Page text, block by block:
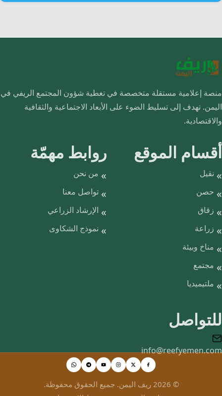
منصة إعلامية مستقلة متخصصة في تغطية شؤون المجتمع الريفي في
اليمن. تهدف إلى تسليط الضوء على الأبعاد الاجتماعية والثقافية
والاقتصادية.
أقسام الموقع
نقيل
حصن
زقاق
زراعة
مناخ وبيئة
مجتمع
ملتيميديا
روابط مهمّة
من نحن
تواصل معنا
الإرشاد الزراعي
نموذج الشكاوى
للتواصل
info@reefyemen.com
© 2026 ريف اليمن. جميع الحقوق محفوظة.